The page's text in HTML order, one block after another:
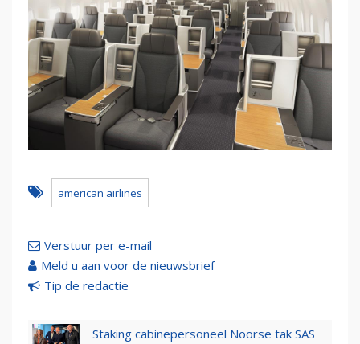
american airlines
Verstuur per e-mail
Meld u aan voor de nieuwsbrief
Tip de redactie
Staking cabinepersoneel Noorse tak SAS